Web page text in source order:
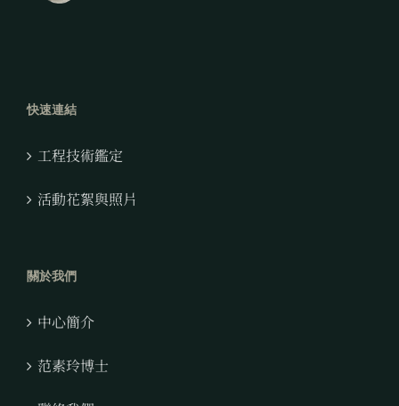
快速連結
工程技術鑑定
活動花絮與照片
關於我們
中心簡介
范素玲博士